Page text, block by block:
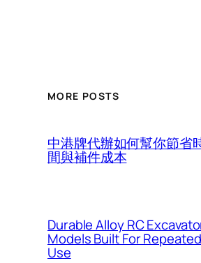
MORE POSTS
中港牌代辦如何幫你節省
間與補件成本
Durable Alloy RC
Models Built For Repeated
Use